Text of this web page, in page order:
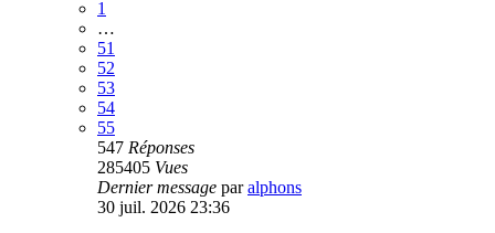
1
…
51
52
53
54
55
547 Réponses
285405 Vues
Dernier message paralphons
30 juil. 2026 23:36